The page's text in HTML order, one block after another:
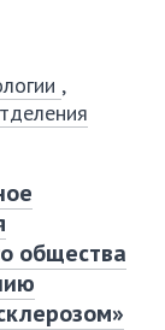
,
общества